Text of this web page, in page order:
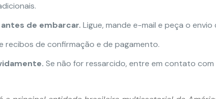
de embarcar. Ligue, mande e-mail e peça o
recibos de confirmação e de pagamento.
Se não for ressarcido, entre em contato